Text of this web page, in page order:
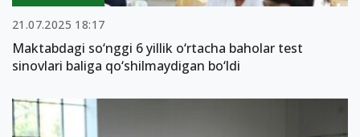
21.07.2025 18:17
Maktabdagi so‘nggi 6 yillik o‘rtacha baholar test
sinovlari baliga qo‘shilmaydigan bo‘ldi